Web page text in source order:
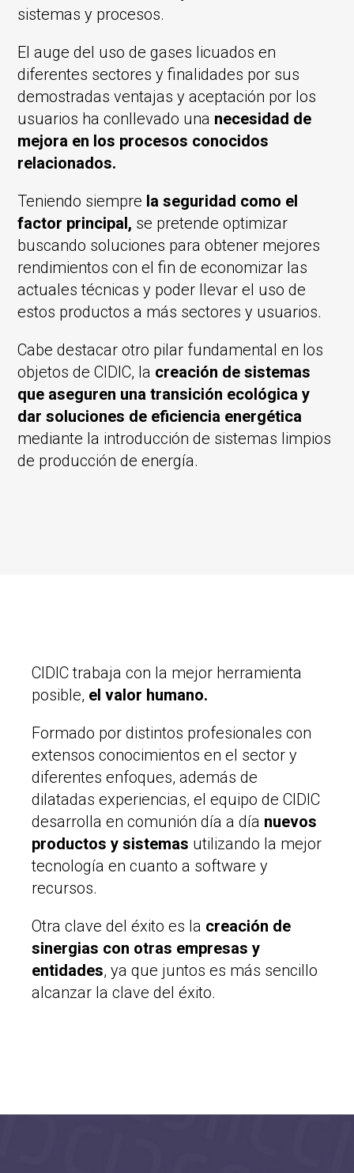
sistemas y procesos.
El auge del uso de gases licuados en
diferentes sectores y finalidades por sus
demostradas ventajas y aceptación por los
usuarios ha conllevado una necesidad de
mejora en los procesos conocidos
relacionados.
Teniendo siempre la seguridad como el
factor principal, se pretende optimizar
buscando soluciones para obtener mejores
rendimientos con el fin de economizar las
actuales técnicas y poder llevar el uso de
estos productos a más sectores y usuarios.
Cabe destacar otro pilar fundamental en los
objetos de CIDIC, la creación de sistemas
que aseguren una transición ecológica y
dar soluciones de eficiencia energética
mediante la introducción de sistemas limpios
de producción de energía.
CIDIC trabaja con la mejor herramienta
posible, el valor humano.
Formado por distintos profesionales con
extensos conocimientos en el sector y
diferentes enfoques, además de
dilatadas experiencias, el equipo de CIDIC
desarrolla en comunión día a día nuevos
productos y sistemas utilizando la mejor
tecnología en cuanto a software y
recursos.
Otra clave del éxito es la creación de
sinergias con otras empresas y
entidades, ya que juntos es más sencillo
alcanzar la clave del éxito.